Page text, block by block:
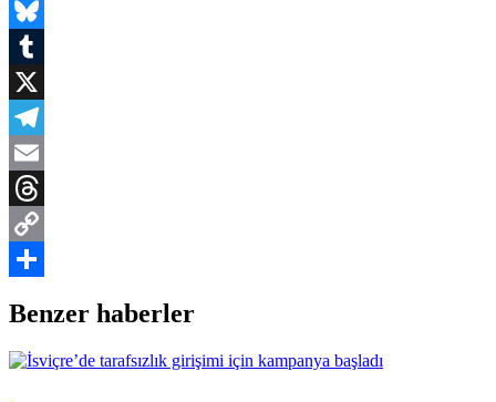
WhatsApp
Bluesky
Tumblr
X
Telegram
Email
Threads
Copy
Benzer haberler